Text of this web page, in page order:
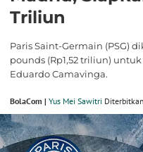
Triliun
Paris Saint-Germain (PSG)
pounds (Rp1,52 triliun)
Eduardo Camavinga.
BolaCom | Yus Mei Sawitri